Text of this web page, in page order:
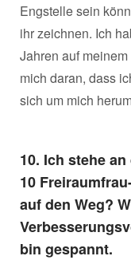
Engstelle sein
ihr zeichnen. Ich
Jahren auf
mich daran, dass
sich um mich
10. Ich stehe
10
auf den Weg?
bin gespannt.